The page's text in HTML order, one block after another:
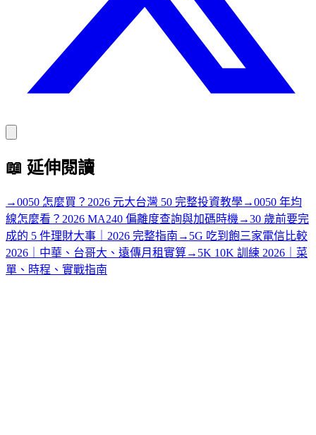
📖 延伸閱讀
→0050 怎麼買？2026 元大台灣 50 完整投資教學→0050 年均
線怎麼看？2026 MA240 偏離度查詢與加碼時機 →30 歲前要完
成的 5 件理財大事｜2026 完整指南 → 5G 吃到飽三家電信比較
2026｜中華、台哥大、遠傳月租實算→ 5K 10K 訓練 2026｜菜
單、時程、實戰指南